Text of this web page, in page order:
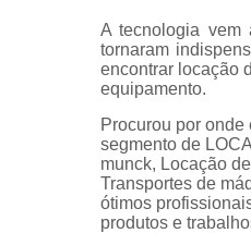
A tecnologia vem
tornaram
encontrar locação
equipamento.
Procurou por
segmento de
munck, Locação
Transportes de
ótimos
produtos e